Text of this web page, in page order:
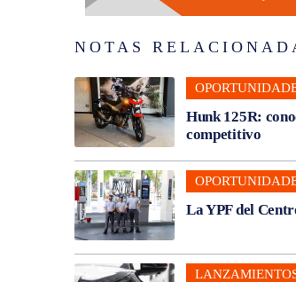
NOTAS
Hunk 125R:
competitivo
La YPF del